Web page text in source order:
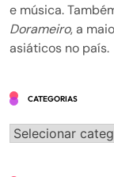
e música.
Dorameiro, a
asiáticos no país.
CATEGORIAS
Categorias